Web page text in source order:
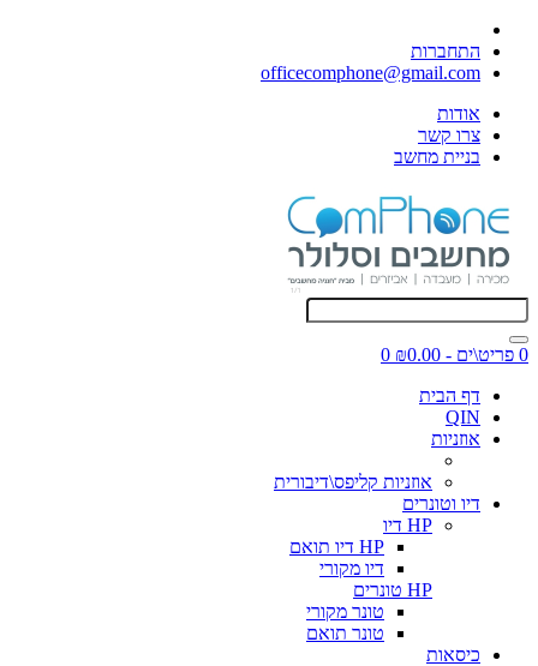
התחברות
officecomphone@gmail.com
אודות
צרו קשר
בניית מחשב
0 פריט\ים - ₪0.00
0
דף הבית
QIN
אוזניות
אוזניות קליפס\דיבורית
דיו וטונרים
HP דיו
HP דיו תואם
דיו מקורי
HP טונרים
טונר מקורי
טונר תואם
כיסאות